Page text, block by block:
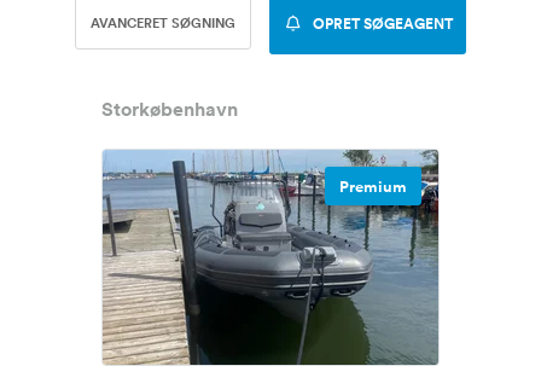
AVANCERET SØGNING OPRET SØGEAGENT
Storkøbenhavn
Premium